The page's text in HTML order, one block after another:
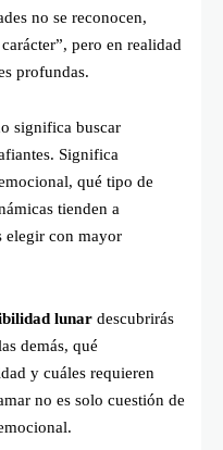
no se reconocen,
pero en realidad
profundas.
significa buscar
Significa
qué tipo de
tienden a
elegir con mayor
lunar descubrirás
demás, qué
y cuáles requieren
no es solo cuestión de